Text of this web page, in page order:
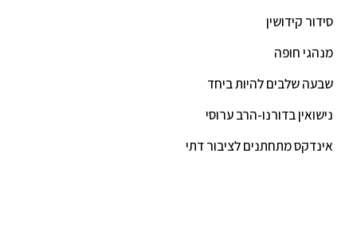
סידור קידושין
מנהגי חופה
שבעה שלבים להיות ביחד
נישואין בדורנו-הרב ערוסי
אינדקס מתחתנים לציבור דתי